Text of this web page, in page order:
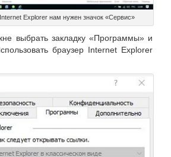
Explorer нам нужен значок «Сервис»
выбрать закладку «Программы» и
браузер Internet Explorer